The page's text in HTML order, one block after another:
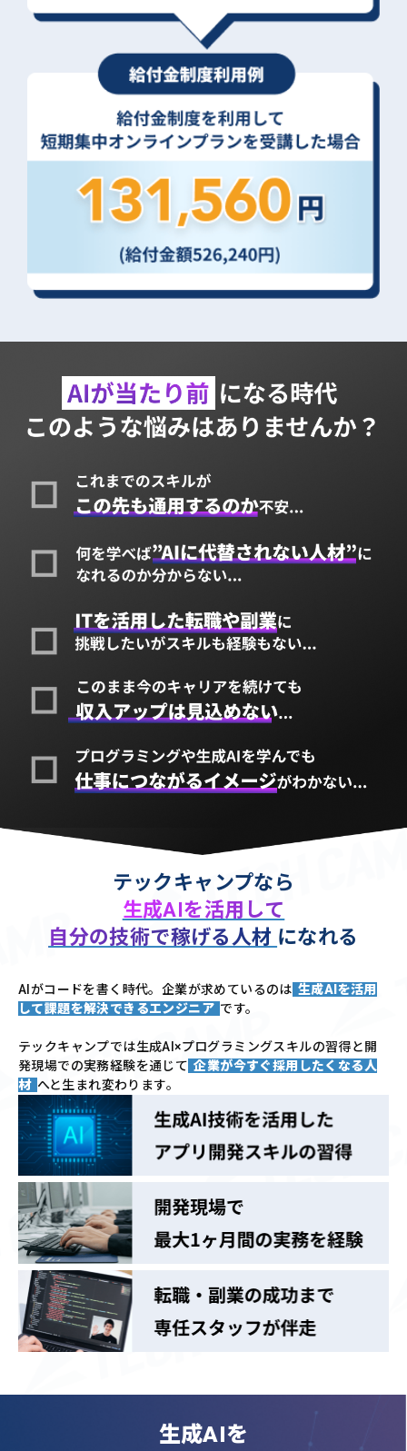
テックキャンプなら
生成AIを活用して
自分の技術で稼げる人材 になれる
AIがコードを書く時代。企業が求めているのは 生成AIを活用
して課題を解決できるエンジニア です。
テックキャンプでは生成AI×プログラミングスキルの習得と開
発現場での実務経験を通じて 企業が今すぐ採用したくなる人
材 へと生まれ変わります。
生成AIを